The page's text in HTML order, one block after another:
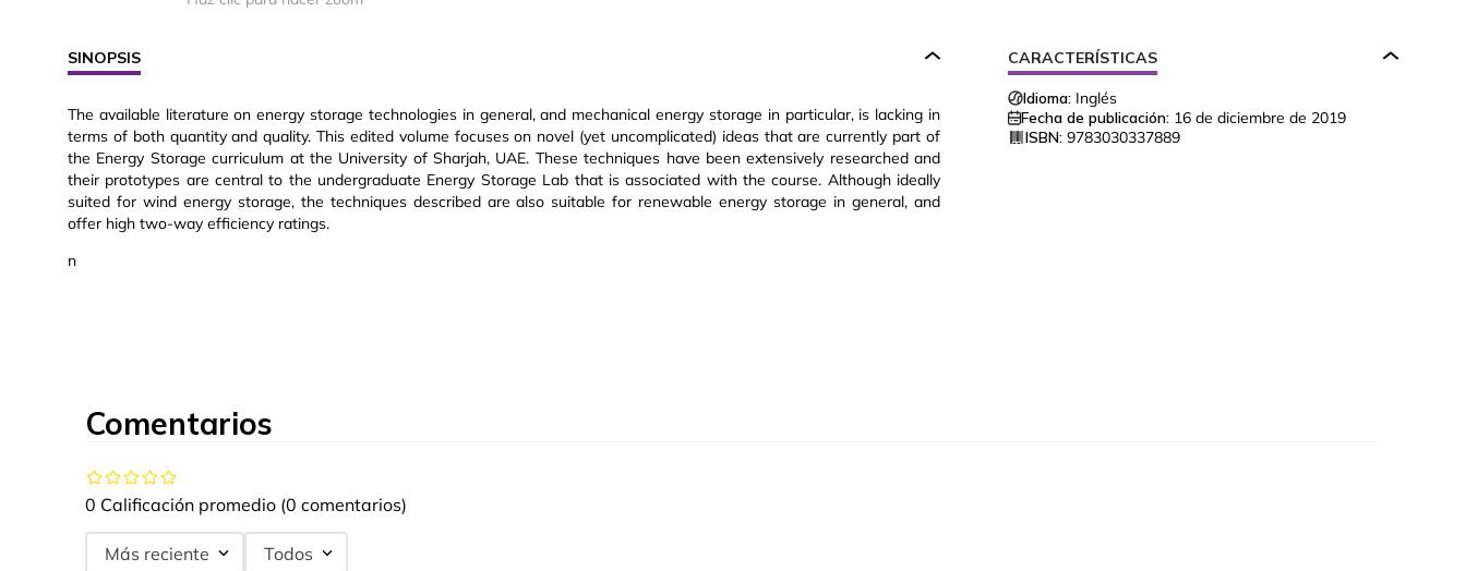
SINOPSIS
The available literature on energy storage technologies in general, and mechanical energy storage in particular, is lacking in
terms of both quantity and quality. This edited volume focuses on novel (yet uncomplicated) ideas that are currently part of
the Energy Storage curriculum at the University of Sharjah, UAE. These techniques have been extensively researched and
their prototypes are central to the undergraduate Energy Storage Lab that is associated with the course. Although ideally
suited for wind energy storage, the techniques described are also suitable for renewable energy storage in general, and
offer high two-way efficiency ratings.
n
CARACTERÍSTICAS
Idioma: Inglés
Fecha de publicación: 16 de diciembre de 2019
ISBN: 9783030337889
Comentarios
0 Calificación promedio (0 comentarios)
Más reciente Todos